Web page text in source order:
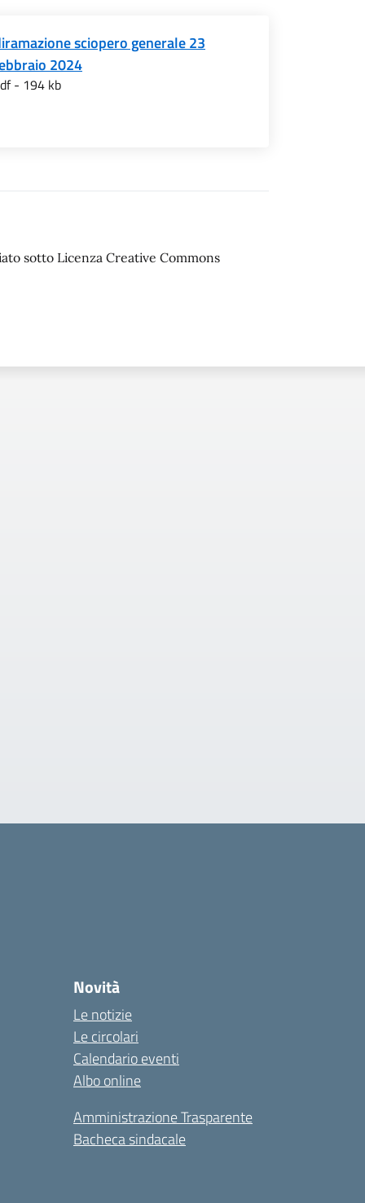
sciopero generale 23
2024
- 194 kb
sotto Licenza Creative Commons
Novità
Le notizie
Le circolari
Calendario eventi
Albo online
Amministrazione Trasparente
Bacheca sindacale